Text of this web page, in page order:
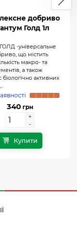
добриво
Голд 1л
-універсальне
що містить
макро- та
а також
біологічно активних
340 грн
+
-
+
-
Купити